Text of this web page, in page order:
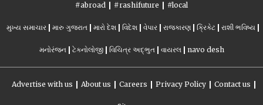
#abroad #rashifuture #local
મુખ્ય સમાચાર મારુ ગુજરાત મારો દેશ વિદેશ વેપાર રાજકારણ ક્રિકેટ રાશી ભવિષ્ય
મનોરંજન ટેકનોલોજી વિચિત્ર અદ્ભુત વાયરલ navo desh
Advertise with us About us Careers Privacy Policy Contact us